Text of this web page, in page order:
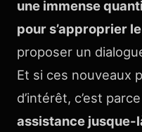
une immense
pour s’approprier
proposer un
Et si ces nouveaux
d’intérêt, c’est
assistance jusque-